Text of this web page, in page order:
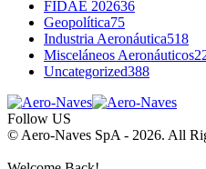
FIDAE 202636
Geopolítica75
Industria Aeronáutica518
Misceláneos Aeronáuticos
Uncategorized388
Follow US
© Aero-Naves SpA - 2026. All